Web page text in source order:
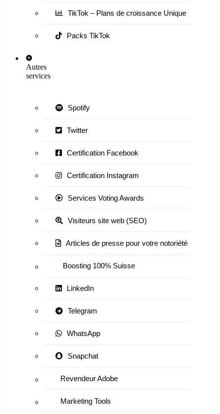
TikTok – Plans de croissance Unique
Packs TikTok
Autres
services
Spotify
Twitter
Certification Facebook
Certification Instagram
Services Voting Awards
Visiteurs site web (SEO)
Articles de presse pour votre notoriété
Boosting 100% Suisse
LinkedIn
Telegram
WhatsApp
Snapchat
Revendeur Adobe
Marketing Tools